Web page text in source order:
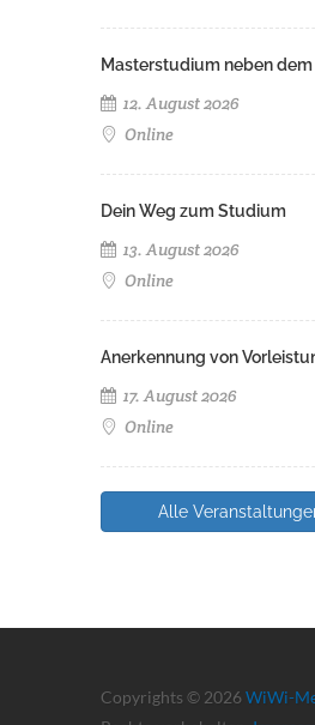
Masterstudium neben
12. August 2026
Online
Dein Weg zum Studium
13. August 2026
Online
Anerkennung von
17. August 2026
Online
Alle
Copyrights © 2026 WiWi-